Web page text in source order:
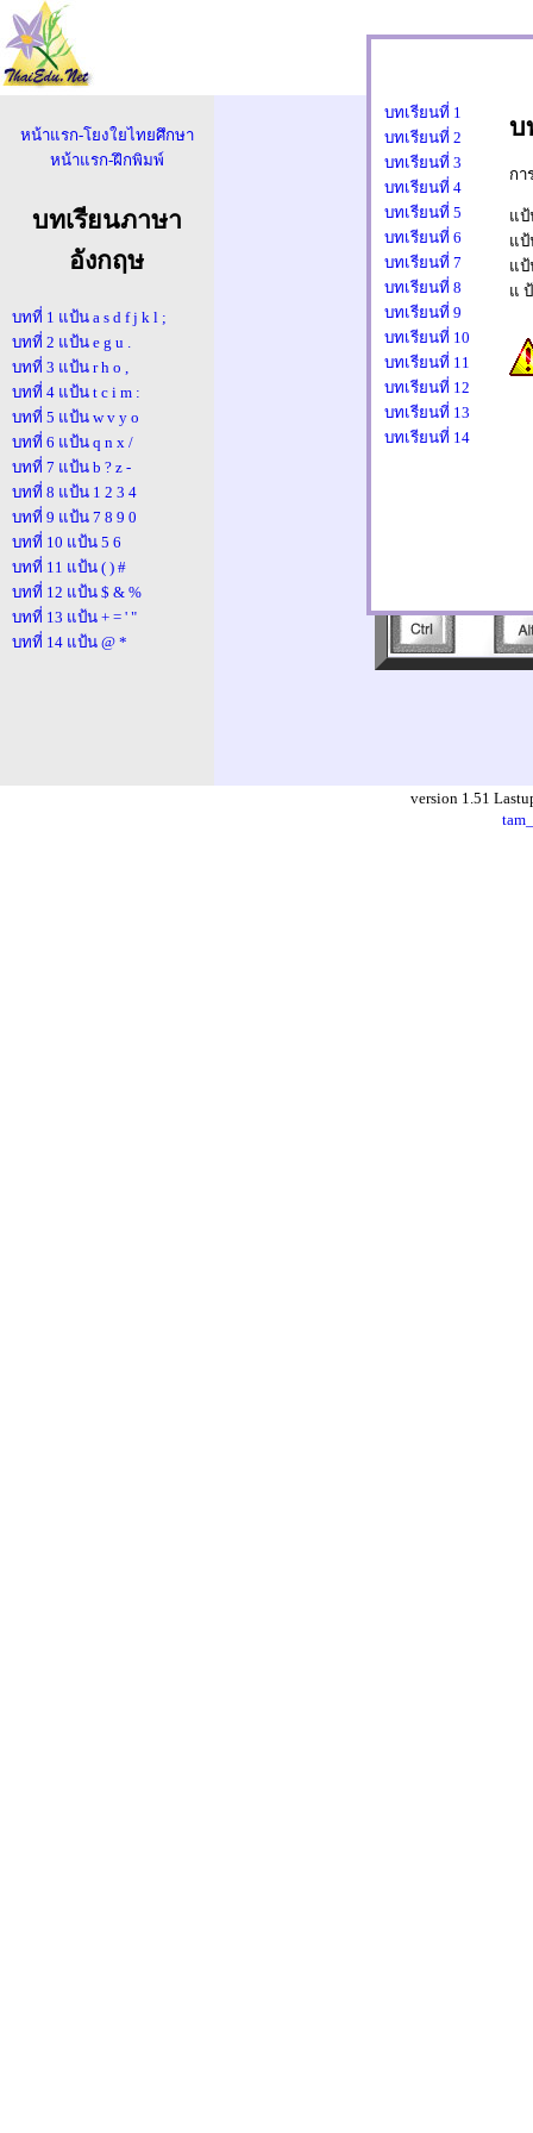
บทเรียนที่ 1
บทเรียนที่ 2
บทเรียนที่ 3
บทเรียนที่ 4
บทเรียนที่ 5
บทเรียนที่ 6
บทเรียนที่ 7
บทเรียนที่ 8
บทเรียนที่ 9
บทเรียนที่ 10
บทเรียนที่ 11
บทเรียนที่ 12
บทเรียนที่ 13
บทเรียนที่ 14
บ
กา
แ
แ
แ
แ
หน้าแรก-โยงใยไทยศึกษา
หน้าแรก-ฝึกพิมพ์
บทเรียนภาษา
อังกฤษ
บทที่ 1 แป้น a s d f j k l ;
บทที่ 2 แป้น e g u .
บทที่ 3 แป้น r h o ,
บทที่ 4 แป้น t c i m :
บทที่ 5 แป้น w v y o
บทที่ 6 แป้น q n x /
บทที่ 7 แป้น b ? z -
บทที่ 8 แป้น 1 2 3 4
บทที่ 9 แป้น 7 8 9 0
บทที่ 10 แป้น 5 6
บทที่ 11 แป้น ( ) #
บทที่ 12 แป้น $ & %
บทที่ 13 แป้น + = ' "
บทที่ 14 แป้น @ *
พิ
ความเร็ว 0
นาที
version 1.51